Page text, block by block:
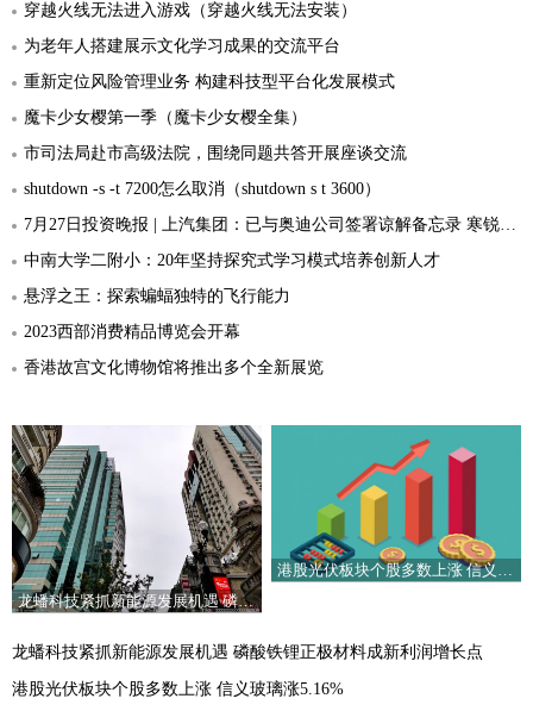
穿越火线无法进入游戏（穿越火线无法安装）
为老年人搭建展示文化学习成果的交流平台
重新定位风险管理业务 构建科技型平台化发展模式
魔卡少女樱第一季（魔卡少女樱全集）
市司法局赴市高级法院，围绕同题共答开展座谈交流
shutdown -s -t 7200怎么取消（shutdown s t 3600）
7月27日投资晚报 | 上汽集团：已与奥迪公司签署谅解备忘录 寒锐钴业：上半年净利润同比下降78.39%
中南大学二附小：20年坚持探究式学习模式培养创新人才
悬浮之王：探索蝙蝠独特的飞行能力
2023西部消费精品博览会开幕
香港故宫文化博物馆将推出多个全新展览
龙蟠科技紧抓新能源发展机遇 磷酸铁锂正极材料成新利润增长点
龙蟠科技紧抓新能源发展机遇 磷酸铁锂正极材料成新利润增长点
港股光伏板块个股多数上涨 信义玻璃涨5.16%